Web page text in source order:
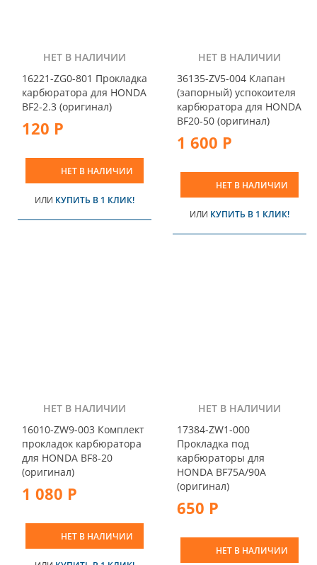
НЕТ В НАЛИЧИИ
16221-ZG0-801 Прокладка
карбюратора для HONDA
BF2-2.3 (оригинал)
120 Р
НЕТ В НАЛИЧИИ
ИЛИ КУПИТЬ В 1 КЛИК!
НЕТ В НАЛИЧИИ
36135-ZV5-004 Клапан
(запорный) успокоителя
карбюратора для HONDA
BF20-50 (оригинал)
1 600 Р
НЕТ В НАЛИЧИИ
ИЛИ КУПИТЬ В 1 КЛИК!
НЕТ В НАЛИЧИИ
16010-ZW9-003 Комплект
прокладок карбюратора
для HONDA BF8-20
(оригинал)
1 080 Р
НЕТ В НАЛИЧИИ
НЕТ В НАЛИЧИИ
17384-ZW1-000
Прокладка под
карбюраторы для
HONDA BF75A/90A
(оригинал)
650 Р
НЕТ В НАЛИЧИИ